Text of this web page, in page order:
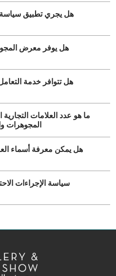
هل يجري تطبيق سياسة
هل يوفر معرض
هل تتوافر خدمة
ما هو عدد العلامات
المجوهرات
هل يمكن معرفة أسماء
سياسة الإجراءات